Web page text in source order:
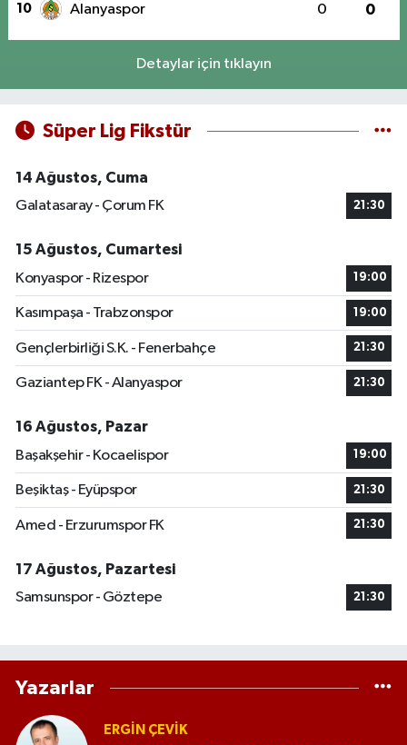
10 Alanyaspor 0 0
Detaylar için tıklayın
Süper Lig Fikstür
14 Ağustos, Cuma
Galatasaray - Çorum FK
21:30
15 Ağustos, Cumartesi
Konyaspor - Rizespor
19:00
Kasımpaşa - Trabzonspor 19:00
Gençlerbirliği S.K. - Fenerbahçe 21:30
Gaziantep FK - Alanyaspor 21:30
16 Ağustos, Pazar
Başakşehir - Kocaelispor
19:00
Beşiktaş - Eyüpspor 21:30
Amed - Erzurumspor FK 21:30
17 Ağustos, Pazartesi
Samsunspor - Göztepe
21:30
Yazarlar
ERGIN ÇEVİK